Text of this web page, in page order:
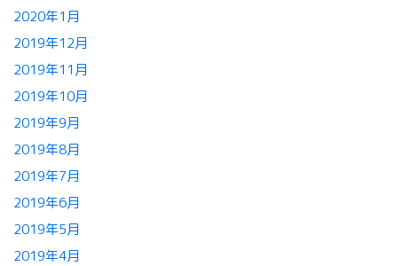
2020年1月
2019年12月
2019年11月
2019年10月
2019年9月
2019年8月
2019年7月
2019年6月
2019年5月
2019年4月